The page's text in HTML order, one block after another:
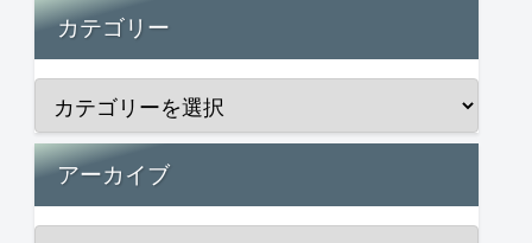
カテゴリー
アーカイブ